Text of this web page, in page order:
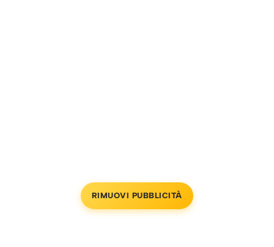
RIMUOVI PUBBLICITÀ